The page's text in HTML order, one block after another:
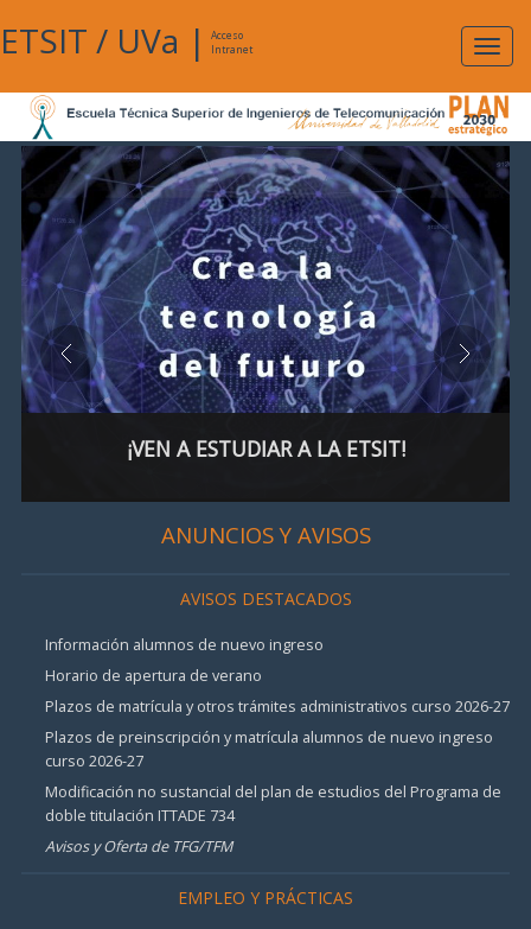
ETSIT / UVa |
Acceso
Intranet
¡VEN A ESTUDIAR A LA ETSIT!
ANUNCIOS Y AVISOS
AVISOS DESTACADOS
Información alumnos de nuevo ingreso
Horario de apertura de verano
Plazos de matrícula y otros trámites administrativos curso 2026-27
Plazos de preinscripción y matrícula alumnos de nuevo ingreso
curso 2026-27
Modificación no sustancial del plan de estudios del Programa de
doble titulación ITTADE 734
Avisos y Oferta de TFG/TFM
EMPLEO Y PRÁCTICAS